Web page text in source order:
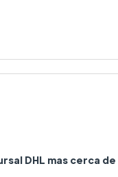
DHL mas cerca